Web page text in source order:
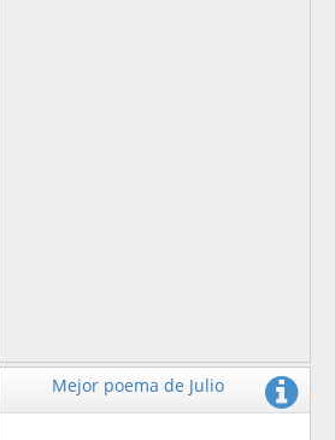
Mejor poema de Julio